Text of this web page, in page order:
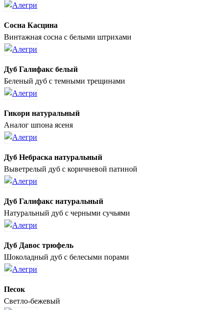
Сосна Касцина
Винтажная сосна с белыми штрихами
Дуб Галифакс белый
Беленый дуб с темными трещинами
Гикори натуральный
Аналог шпона ясеня
Дуб Небраска натуральный
Выветрелый дуб с коричневой патиной
Дуб Галифакс натуральный
Натуральный дуб с черными сучьями
Дуб Давос трюфель
Шоколадный дуб с белесыми порами
Песок
Светло-бежевый